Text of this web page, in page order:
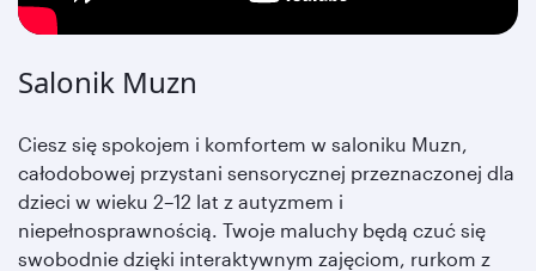
Salonik Muzn
Ciesz się spokojem i komfortem w saloniku Muzn,
całodobowej przystani sensorycznej przeznaczonej dla
dzieci w wieku 2–12 lat z autyzmem i
niepełnosprawnością. Twoje maluchy będą czuć się
swobodnie dzięki interaktywnym zajęciom, rurkom z